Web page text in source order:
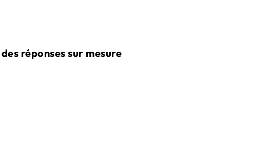
réponses sur mesure